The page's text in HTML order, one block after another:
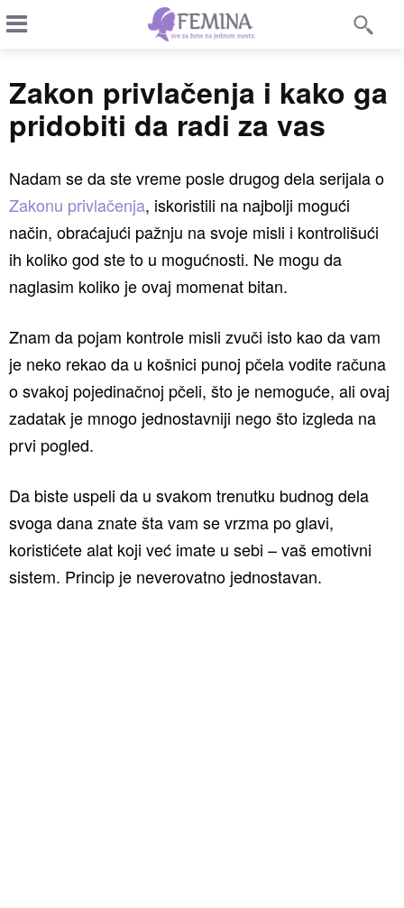
Zakon privlačenja i kako ga
pridobiti da radi za vas
Nadam se da ste vreme posle drugog dela serijala o
Zakonu privlačenja, iskoristili na najbolji mogući
način, obraćajući pažnju na svoje misli i kontrolišući
ih koliko god ste to u mogućnosti. Ne mogu da
naglasim koliko je ovaj momenat bitan.
Znam da pojam kontrole misli zvuči isto kao da vam
je neko rekao da u košnici punoj pčela vodite računa
o svakoj pojedinačnoj pčeli, što je nemoguće, ali ovaj
zadatak je mnogo jednostavniji nego što izgleda na
prvi pogled.
Da biste uspeli da u svakom trenutku budnog dela
svoga dana znate šta vam se vrzma po glavi,
koristićete alat koji već imate u sebi – vaš emotivni
sistem. Princip je neverovatno jednostavan.